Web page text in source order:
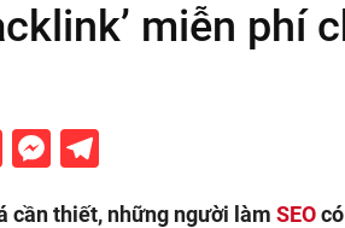
miễn phí
LinkedIn
Messenger
Telegram
cần thiết, những người làm SEOcó